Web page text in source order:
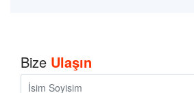
Bize Ulaşın